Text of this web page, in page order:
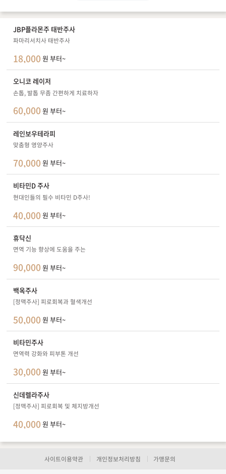
JBP플라몬주 태반주사
파마리서치사 태반주사
18,000 원 부터~
오니코 레이저
손톱, 발톱 무좀 간편하게 치료하자
60,000 원 부터~
레인보우테라피
맞춤형 영양주사
70,000 원 부터~
비타민D 주사
현대인들의 필수 비타민 D주사!
40,000 원 부터~
휴닥신
면역 기능 향상에 도움을 주는
90,000 원 부터~
백옥주사
[정맥주사] 피로회복과 혈색개선
50,000 원 부터~
비타민주사
면역력 강화와 피부톤 개선
30,000 원 부터~
신데렐라주사
[정맥주사] 피로회복 및 체지방개선
40,000 원 부터~
사이트이용약관 개인정보처리방침 가맹문의